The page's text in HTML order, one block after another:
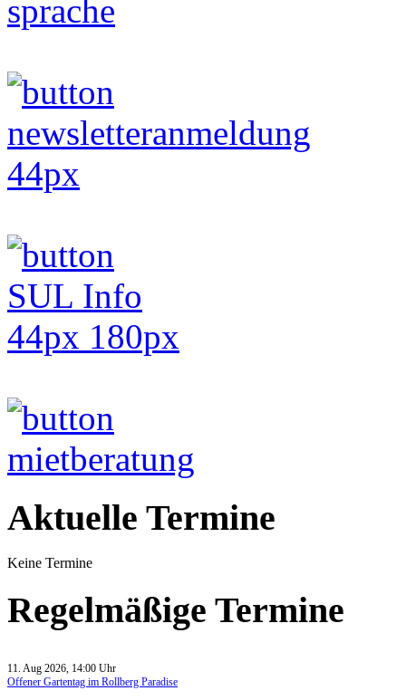
Aktuelle Termine
Keine Termine
Regelmäßige Termine
11. Aug 2026, 14:00 Uhr
Offener Gartentag im Rollberg Paradise